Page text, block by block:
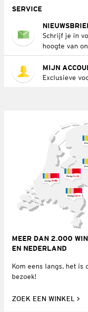
SERVICE
Schrijf je in
hoogte van
MIJN
Exclusieve
MEER DAN 2.000
EN NEDERLAND
Kom eens langs, het is
bezoek!
ZOEK EEN WINKEL